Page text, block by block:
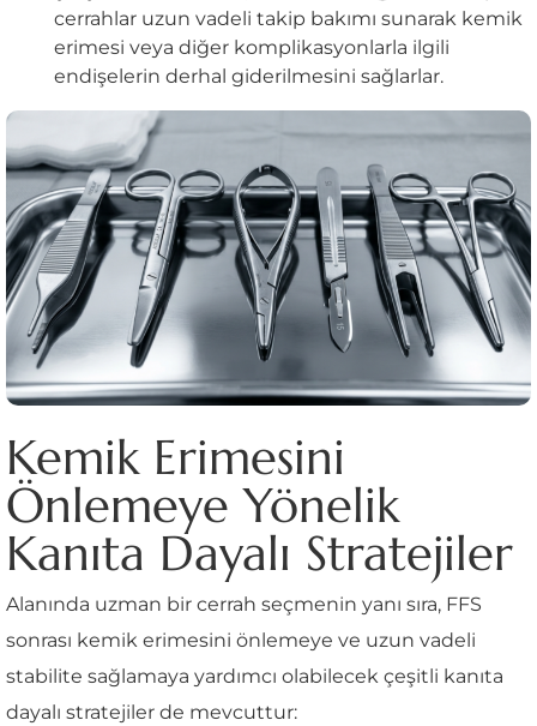
cerrahlar uzun vadeli takip bakımı sunarak kemik
erimesi veya diğer komplikasyonlarla ilgili
endişelerin derhal giderilmesini sağlarlar.
Kemik Erimesini
Önlemeye Yönelik
Kanıta Dayalı Stratejiler
Alanında uzman bir cerrah seçmenin yanı sıra, FFS
sonrası kemik erimesini önlemeye ve uzun vadeli
stabilite sağlamaya yardımcı olabilecek çeşitli kanıta
dayalı stratejiler de mevcuttur: